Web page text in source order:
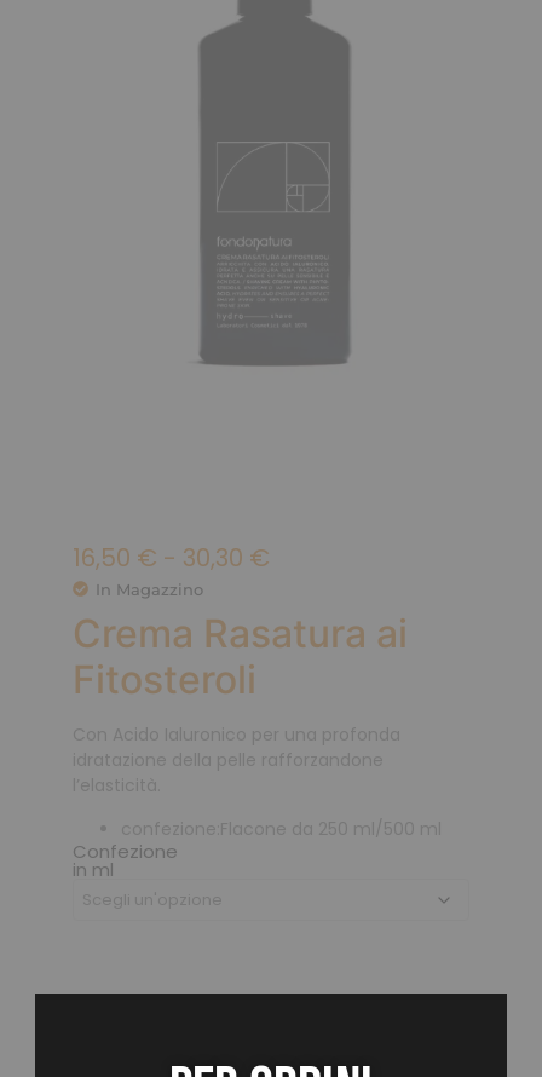
16,50 € - 30,30 €
In Magazzino
Crema Rasatura ai
Fitosteroli
Confezione
in ml